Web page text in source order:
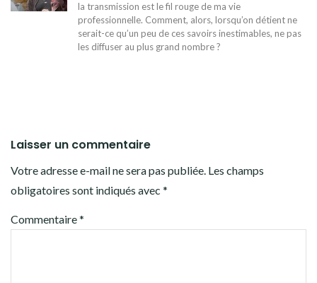
la transmission est le fil rouge de ma vie
professionnelle. Comment, alors, lorsqu’on détient ne
serait-ce qu’un peu de ces savoirs inestimables, ne pas
les diffuser au plus grand nombre ?
Laisser un commentaire
Votre adresse e-mail ne sera pas publiée. Les champs
obligatoires sont indiqués avec *
Commentaire*